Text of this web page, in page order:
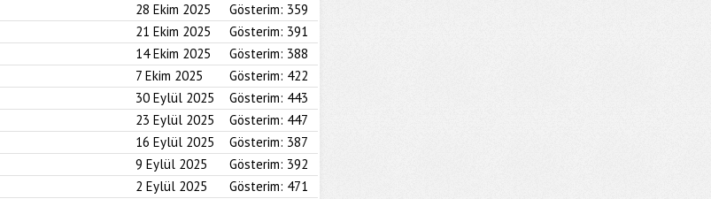
28 Ekim 2025 Gösterim: 359
21 Ekim 2025 Gösterim: 391
14 Ekim 2025 Gösterim: 388
7 Ekim 2025 Gösterim: 422
30 Eylül 2025 Gösterim: 443
23 Eylül 2025 Gösterim: 447
16 Eylül 2025 Gösterim: 387
9 Eylül 2025 Gösterim: 392
2 Eylül 2025 Gösterim: 471